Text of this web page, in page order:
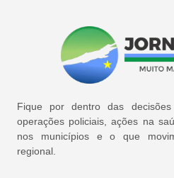
Fique por dentro das
operações policiais, ações na
nos municípios e o que
regional.